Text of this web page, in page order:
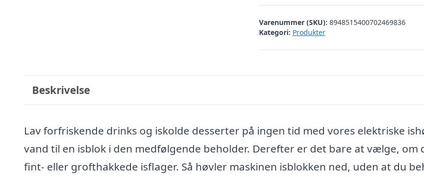
Varenummer (SKU): 8948515400702469836
Kategori: Produkter
Beskrivelse
Lav forfriskende drinks og iskolde desserter på ingen tid med vores elektriske
vand til en isblok i den medfølgende beholder. Derefter er det bare at vælge, om
fint- eller grofthakkede isflager. Så høvler maskinen isblokken ned, uden at du